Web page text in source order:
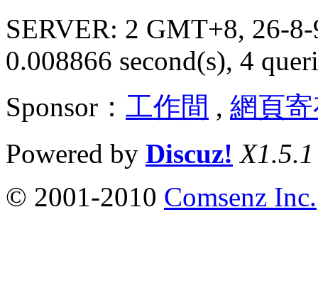
SERVER: 2 GMT+8, 26-
0.008866 second(s), 4
Sponsor： 工作間 , 網頁
Powered by Discuz! X1.5.1
© 2001-2010 Comsenz Inc.